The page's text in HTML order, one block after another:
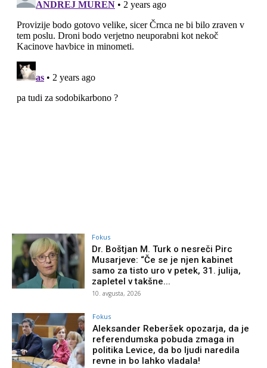
Fokus
Dr. Boštjan M. Turk o nesreči Pirc
Musarjeve: “Če se je njen kabinet
samo za tisto uro v petek, 31. julija,
zapletel v takšne...
10. avgusta, 2026
Fokus
Aleksander Reberšek opozarja, da je
referendumska pobuda zmaga in
politika Levice, da bo ljudi naredila
revne in bo lahko vladala!